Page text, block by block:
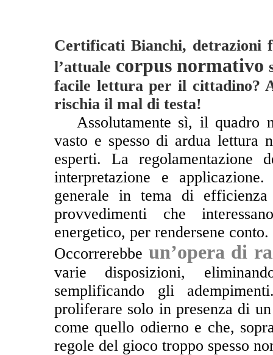
Certificati Bianchi, detrazioni
l’attuale corpus normativo
facile lettura per il cittadino?
rischia il mal di testa!
Assolutamente sì, il quadro
vasto e spesso di ardua
esperti. La
interpretazione e
generale in tema di efficienza
provvedimenti che
energetico, per rendersene conto.
Occorrerebbe un’opera di
varie disposizioni,
semplificando gli
proliferare solo in presenza di
come quello odierno e che,
regole del gioco troppo spesso